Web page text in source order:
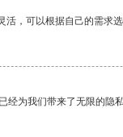
，可以根据自己的需求选
经为我们带来了无限的隐